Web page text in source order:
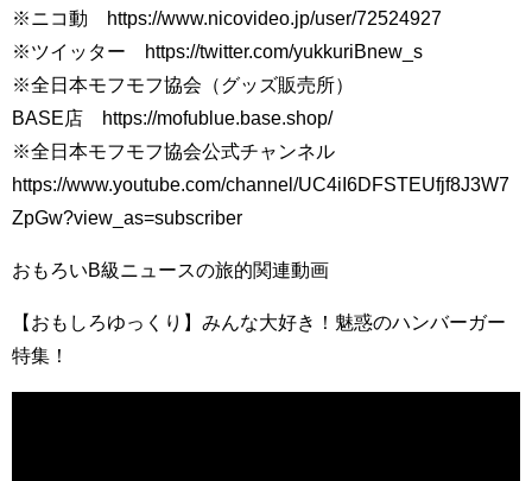
※ニコ動 https://www.nicovideo.jp/user/72524927
※ツイッター https://twitter.com/yukkuriBnew_s
※全日本モフモフ協会（グッズ販売所）
BASE店 https://mofublue.base.shop/
※全日本モフモフ協会公式チャンネル
https://www.youtube.com/channel/UC4iI6DFSTEUfjf8J3W7
ZpGw?view_as=subscriber
おもろいB級ニュースの旅的関連動画
【おもしろゆっくり】みんな大好き！魅惑のハンバーガー
特集！